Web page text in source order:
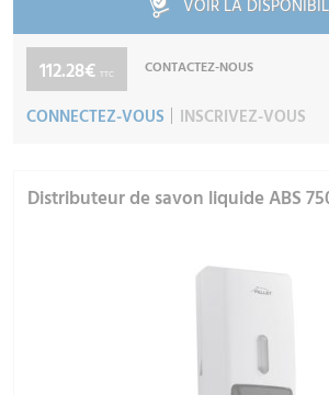
VOIR LA
112.28€ TTC CONTACTEZ-NOUS
CONNECTEZ-VOUS INSCRIVEZ-VOUS
Distributeur de savon liquide ABS